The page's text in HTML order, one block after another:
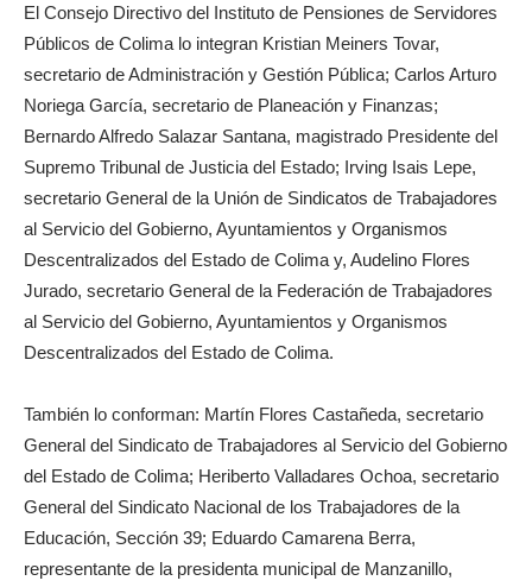
El Consejo Directivo del Instituto de Pensiones de Servidores
Públicos de Colima lo integran Kristian Meiners Tovar,
secretario de Administración y Gestión Pública; Carlos Arturo
Noriega García, secretario de Planeación y Finanzas;
Bernardo Alfredo Salazar Santana, magistrado Presidente del
Supremo Tribunal de Justicia del Estado; Irving Isais Lepe,
secretario General de la Unión de Sindicatos de Trabajadores
al Servicio del Gobierno, Ayuntamientos y Organismos
Descentralizados del Estado de Colima y, Audelino Flores
Jurado, secretario General de la Federación de Trabajadores
al Servicio del Gobierno, Ayuntamientos y Organismos
Descentralizados del Estado de Colima.
También lo conforman: Martín Flores Castañeda, secretario
General del Sindicato de Trabajadores al Servicio del Gobierno
del Estado de Colima; Heriberto Valladares Ochoa, secretario
General del Sindicato Nacional de los Trabajadores de la
Educación, Sección 39; Eduardo Camarena Berra,
representante de la presidenta municipal de Manzanillo,